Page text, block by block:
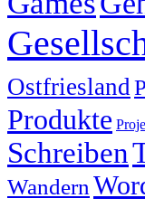
Ostfriesland
Produkte
Schreiben
Wandern